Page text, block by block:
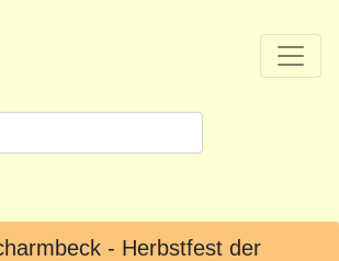
- Herbstfest der